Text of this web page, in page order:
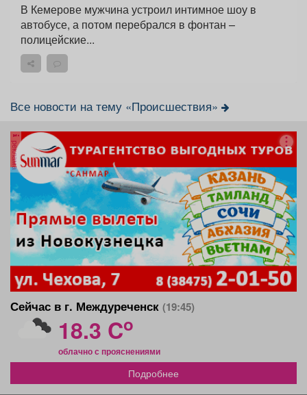
В Кемерове мужчина устроил интимное шоу в
автобусе, а потом перебрался в фонтан –
полицейские...
Все новости на тему «Происшествия»
реклама
Сейчас в г. Междуреченск (19:45)
18.3 Co
облачно с прояснениями
Подробнее